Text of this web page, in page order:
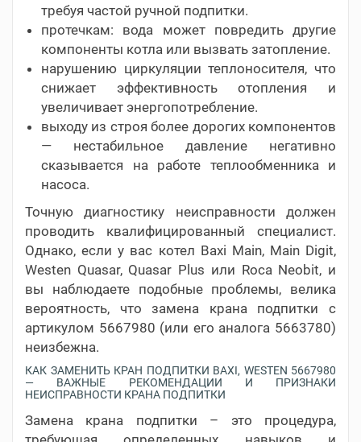
требуя частой ручной подпитки.
протечкам: вода может повредить другие
компоненты котла или вызвать затопление.
нарушению циркуляции теплоносителя, что
снижает эффективность отопления и
увеличивает энергопотребление.
выходу из строя более дорогих компонентов
— нестабильное давление негативно
сказывается на работе теплообменника и
насоса.
Точную диагностику неисправности должен
проводить квалифицированный специалист.
Однако, если у вас котел Baxi Main, Main Digit,
Westen Quasar, Quasar Plus или Roca Neobit, и
вы наблюдаете подобные проблемы, велика
вероятность, что замена крана подпитки с
артикулом 5667980 (или его аналога 5663780)
неизбежна.
КАК ЗАМЕНИТЬ КРАН ПОДПИТКИ BAXI, WESTEN 5667980
— ВАЖНЫЕ РЕКОМЕНДАЦИИ И ПРИЗНАКИ
НЕИСПРАВНОСТИ КРАНА ПОДПИТКИ
Замена крана подпитки – это процедура,